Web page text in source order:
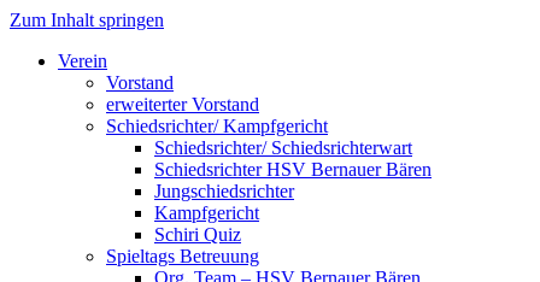
Zum Inhalt springen
Verein
Vorstand
erweiterter Vorstand
Schiedsrichter/ Kampfgericht
Schiedsrichter/ Schiedsrichterwart
Schiedsrichter HSV Bernauer Bären
Jungschiedsrichter
Kampfgericht
Schiri Quiz
Spieltags Betreuung
Org. Team – HSV Bernauer Bären